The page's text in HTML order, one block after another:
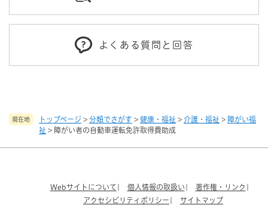
現在地 トップページ > 分類でさがす > 健康・福祉 > 介護・福祉 > 障がい福
祉 > 障がい者の自動車運転免許取得費助成
よくある質問と回答
Webサイトについて 個人情報の取扱い
著作権・リンク
アクセシビリティポリシー
サイトマップ